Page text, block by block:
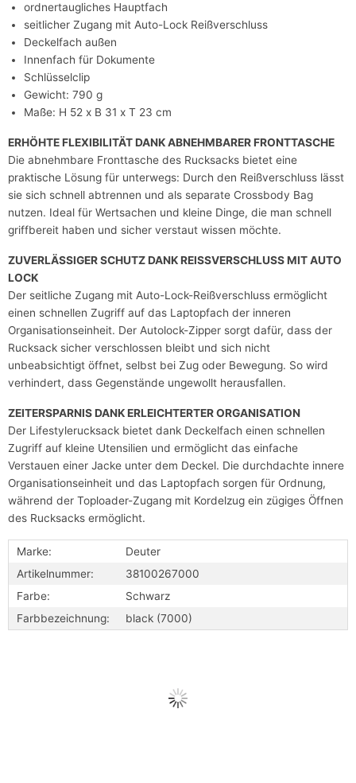
ordnertaugliches Hauptfach
seitlicher Zugang mit Auto-Lock Reißverschluss
Deckelfach außen
Innenfach für Dokumente
Schlüsselclip
Gewicht: 790 g
Maße: H 52 x B 31 x T 23 cm
ERHÖHTE FLEXIBILITÄT DANK ABNEHMBARER FRONTTASCHE
Die abnehmbare Fronttasche des Rucksacks bietet eine
praktische Lösung für unterwegs: Durch den Reißverschluss lässt
sie sich schnell abtrennen und als separate Crossbody Bag
nutzen. Ideal für Wertsachen und kleine Dinge, die man schnell
griffbereit haben und sicher verstaut wissen möchte.
ZUVERLÄSSIGER SCHUTZ DANK REISSVERSCHLUSS MIT AUTO
LOCK
Der seitliche Zugang mit Auto-Lock-Reißverschluss ermöglicht
einen schnellen Zugriff auf das Laptopfach der inneren
Organisationseinheit. Der Autolock-Zipper sorgt dafür, dass der
Rucksack sicher verschlossen bleibt und sich nicht
unbeabsichtigt öffnet, selbst bei Zug oder Bewegung. So wird
verhindert, dass Gegenstände ungewollt herausfallen.
ZEITERSPARNIS DANK ERLEICHTERTER ORGANISATION
Der Lifestylerucksack bietet dank Deckelfach einen schnellen
Zugriff auf kleine Utensilien und ermöglicht das einfache
Verstauen einer Jacke unter dem Deckel. Die durchdachte innere
Organisationseinheit und das Laptopfach sorgen für Ordnung,
während der Toploader-Zugang mit Kordelzug ein zügiges Öffnen
des Rucksacks ermöglicht.
Marke:
Deuter
Artikelnummer:
38100267000
Farbe:
Schwarz
Farbbezeichnung:
black (7000)